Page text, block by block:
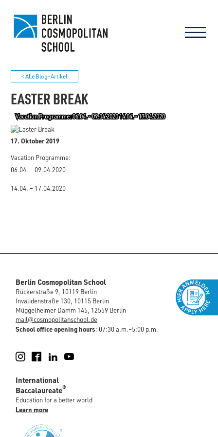
< Alle Blog-Artikel
EASTER BREAK
Vacation Programme: 06.04. - 09.04.2020 14.04. - 17.04.2020
17. Oktober 2019
Vacation Programme:
06.04. – 09.04.2020
14.04. – 17.04.2020
Berlin Cosmopolitan School
Rückerstraße 9, 10119 Berlin
Invalidenstraße 130, 10115 Berlin
Müggelheimer Damm 145, 12559 Berlin
mail@cosmopolitanschool.de
School office opening hours: 07:30 a.m.–5:00 p.m.
Instagram
FacebookLinkedIn
International
Baccalaureate®
Education for a better world
Learn more